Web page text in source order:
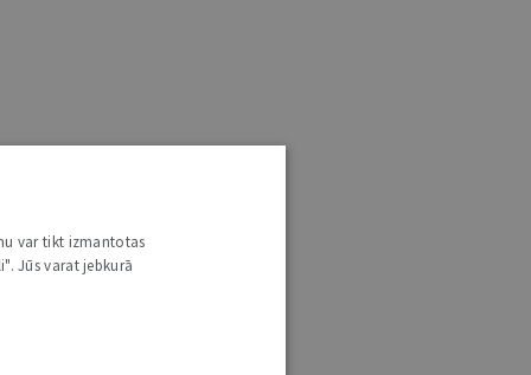
var tikt izmantotas
Jūs varat jebkurā